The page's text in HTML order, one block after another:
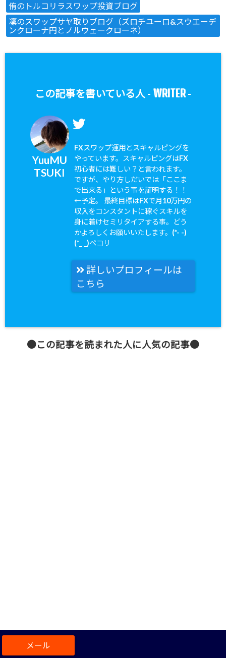
侑のトルコリラスワップ投資ブログ
凜のスワップサヤ取りブログ（ズロチユーロ&スウエーデ
ンクローナ円とノルウェークローネ）
この記事を書いている人 - WRITER-
YuuMU
TSUKI
FXスワップ運用とスキャルピングを
やっています。スキャルピングはFX
初心者には難しい？と言われます。
ですが、やり方しだいでは「ここま
で出来る」という事を証明する！！
←予定。 最終目標はFXで月10万円の
収入をコンスタントに稼ぐスキルを
身に着けセミリタイアする事。どう
かよろしくお願いいたします。(*- -)
(*_ _)ペコリ
詳しいプロフィールは
こちら
●この記事を読まれた人に人気の記事●